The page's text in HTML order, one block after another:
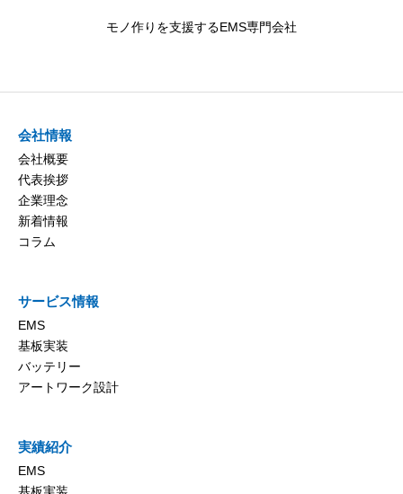
モノ作りを支援するEMS専門会社
会社情報
会社概要
代表挨拶
企業理念
新着情報
コラム
サービス情報
EMS
基板実装
バッテリー
アートワーク設計
実績紹介
EMS